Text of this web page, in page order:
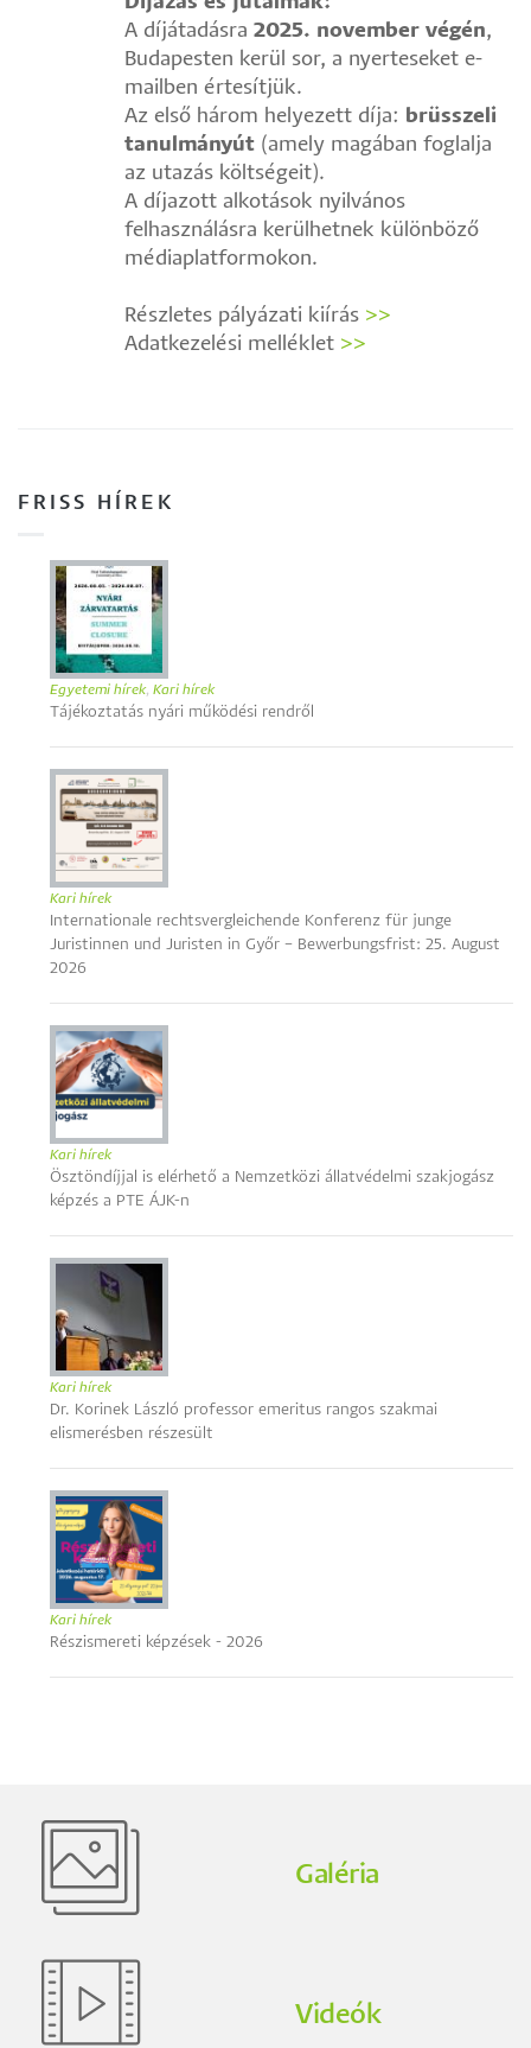
A díjátadásra 2025. november végén,
Budapesten kerül sor, a nyerteseket e-
mailben értesítjük.
Az első három helyezett díja: brüsszeli
tanulmányút (amely magában foglalja
az utazás költségeit).
A díjazott alkotások nyilvános
felhasználásra kerülhetnek különböző
médiaplatformokon.
Részletes pályázati kiírás >>
Adatkezelési melléklet >>
FRISS HÍREK
Egyetemi hírek, Kari hírek
Tájékoztatás nyári működési rendről
Kari hírek
Internationale rechtsvergleichende Konferenz für junge
Juristinnen und Juristen in Győr – Bewerbungsfrist: 25. August
2026
Kari hírek
Ösztöndíjjal is elérhető a Nemzetközi állatvédelmi szakjogász
képzés a PTE ÁJK-n
Kari hírek
Dr. Korinek László professor emeritus rangos szakmai
elismerésben részesült
Kari hírek
Részismereti képzések - 2026
Galéria
Videók